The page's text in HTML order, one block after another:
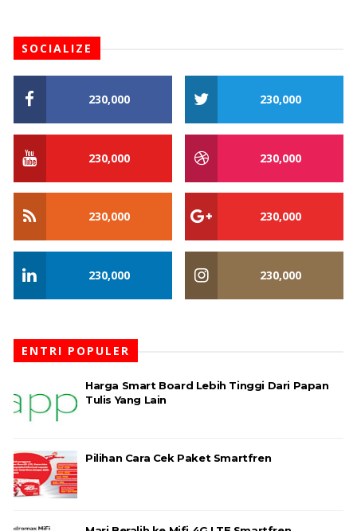
SOCIALIZE
230,000 230,000
230,000 230,000
230,000 230,000
230,000 230,000
ENTRI POPULER
Harga Smart Board Lebih Tinggi Dari Papan
Tulis Yang Lain
Pilihan Cara Cek Paket Smartfren